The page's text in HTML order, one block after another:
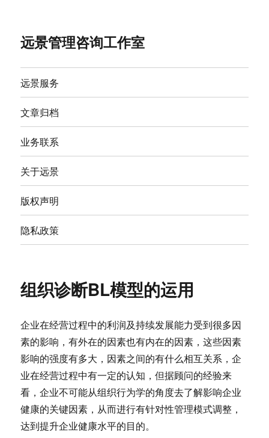
远景管理咨询工作室
远景服务
文章归档
业务联系
关于远景
版权声明
隐私政策
组织诊断BL模型的运用
企业在经营过程中的利润及持续发展能力受到很多因
素的影响，有外在的因素也有内在的因素，这些因素
影响的强度有多大，因素之间的有什么相互关系，企
业在经营过程中有一定的认知，但据顾问的经验来
看，企业不可能从组织行为学的角度去了解影响企业
健康的关键因素，从而进行有针对性管理模式调整，
达到提升企业健康水平的目的。